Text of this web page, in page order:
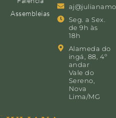
Assembleias
Seg. a Sex.
de 9h às
18h
Alameda do
ingá, 88, 4º
andar
Vale do
Sereno,
Nova
Lima/MG